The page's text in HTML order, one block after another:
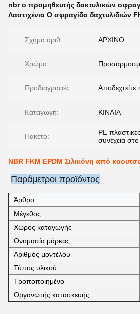
nbr o προμηθευτής δακτυλικών
Λαστιχένια Ο σφραγίδα δαχτυλιδιών
Σχήμα αριθ.: ΑΡΧΙΝΟ
Χρώμα:
Προδιαγραφές:
Καταγωγή: ΚΙΝΑΙΑ
Πακέτο:
PE
συνέχεια
NBR FKM EPDM Σιλικόνη από
Παράμετροι προϊόντος
Άρθρο
Μέγεθος
Χώρος καταγωγής
Ονομασία μάρκας
Αριθμός μοντέλου
Τύπος υλικού
Τροποποιημένο
Οργανωτής κατασκευής